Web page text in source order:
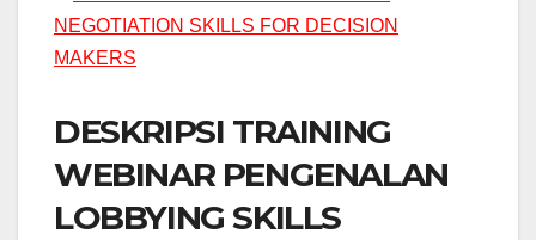
DESKRIPSI TRAINING
WEBINAR PENGENALAN
LOBBYING SKILLS